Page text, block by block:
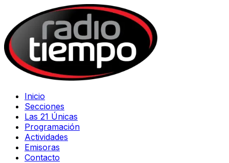
Inicio
Secciones
Las 21 Únicas
Programación
Actividades
Emisoras
Contacto